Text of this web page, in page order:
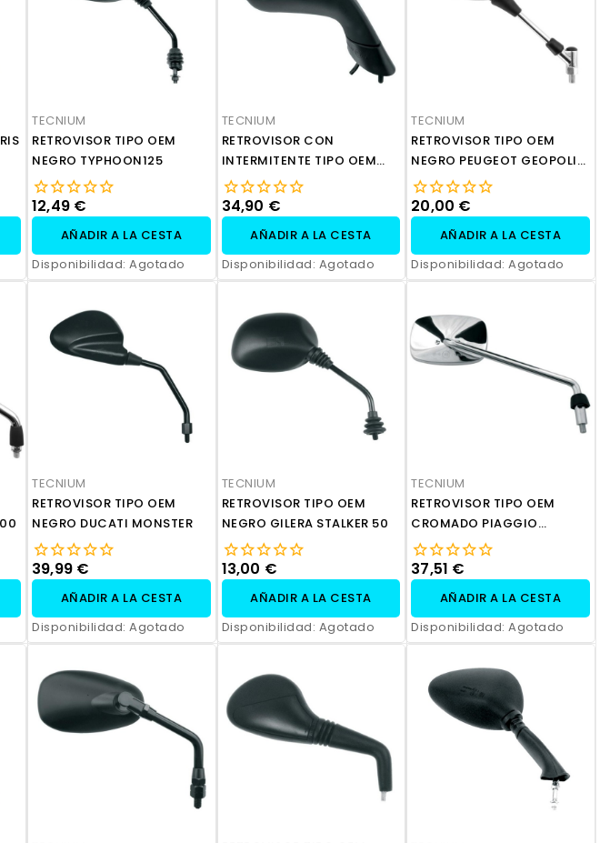
TECNIUM
RETROVISOR TIPO OEM
NEGRO TYPHOON125
12,49 €
AÑADIR A LA CESTA
Disponibilidad:Agotado
TECNIUM
RETROVISOR CON
INTERMITENTE TIPO OEM
NEGRO APRILIA
RSV1000FACTORYR
34,90 €
AÑADIR A LA CESTA
Disponibilidad: Agotado
TECNIUM
RETROVISOR TIPO OEM
NEGRO PEUGEOT GEOPOLIS
125250400
20,00 €
AÑADIR A LA CESTA
Disponibilidad:Agotado
TECNIUM
RETROVISOR TIPO OEM
NEGRO DUCATI MONSTER
39,99 €
AÑADIR A LA CESTA
Disponibilidad:Agotado
TECNIUM
RETROVISOR TIPO OEM
NEGRO GILERA STALKER 50
13,00 €
AÑADIR A LA CESTA
Disponibilidad: Agotado
TECNIUM
RETROVISOR TIPO OEM
CROMADO PIAGGIO
BEVERLY 500
37,51 €
AÑADIR A LA CESTA
Disponibilidad:Agotado